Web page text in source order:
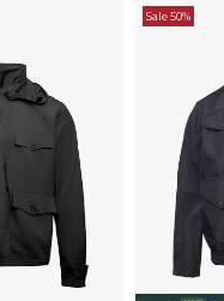
Sale 50%